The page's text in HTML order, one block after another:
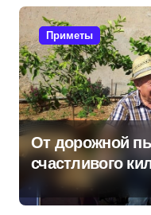
Приметы
От дорожной
счастливого
самые
приметы